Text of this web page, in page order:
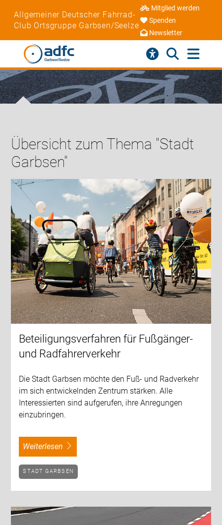
Allgemeiner Deutscher Fahrrad-
Club Ortsgruppe Garbsen/Seelze
Mitglied werden
Spenden
Newsletter
Übersicht zum Thema "Stadt
Garbsen"
Beteiligungsverfahren für Fußgänger-
und Radfahrerverkehr
Die Stadt Garbsen möchte den Fuß- und Radverkehr
im sich entwickelnden Zentrum stärken. Alle
Interessierten sind aufgerufen, ihre Anregungen
einzubringen.
weiterlesen
STADT GARBSEN